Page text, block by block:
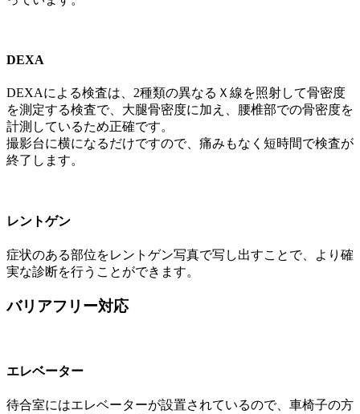
DEXA
DEXAによる検査は、2種類の異なるＸ線を照射して骨密度
を測定する検査で、大腿骨密度に加え、腰椎部での骨密度を
計測しているため正確です。
撮影台に横になるだけですので、痛みもなく短時間で検査が
終了します。
レントゲン
症状のある部位をレントゲン写真で写し出すことで、より確
実な診断を行うことができます。
バリアフリー対応
エレベーター
待合室にはエレベーターが設置されているので、車椅子の方